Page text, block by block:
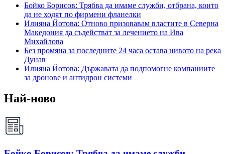
Бойко Борисов: Трябва да имаме служби, отбрана, които
да не ходят по фирмени фланелки
Илияна Йотова: Отново призовавам властите в Северна
Македония да съдействат за лечението на Ива
Михайлова
Без промяна за последните 24 часа остава нивото на река
Дунав
Илияна Йотова: Държавата да подпомогне компаниите
за дронове и антидрон системи
Най-ново